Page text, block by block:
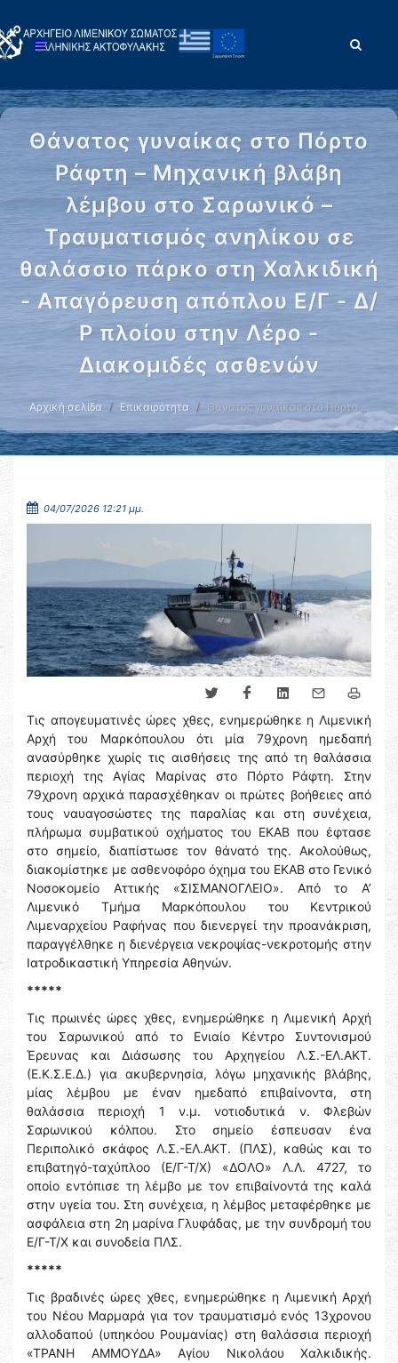
Θάνατος γυναίκας στο Πόρτο
Ράφτη – Μηχανική βλάβη
λέμβου στο Σαρωνικό –
Τραυματισμός ανηλίκου σε
θαλάσσιο πάρκο στη Χαλκιδική
- Απαγόρευση απόπλου Ε/Γ - Δ/
Ρ πλοίου στην Λέρο -
Διακομιδές ασθενών
Αρχική σελίδα Επικαιρότητα Θάνατος γυναίκας στο Πόρτο …
04/07/2026 12:21 μμ.
Τις απογευματινές ώρες χθες, ενημερώθηκε η Λιμενική
Αρχή του Μαρκόπουλου ότι μία 79χρονη ημεδαπή
ανασύρθηκε χωρίς τις αισθήσεις της από τη θαλάσσια
περιοχή της Αγίας Μαρίνας στο Πόρτο Ράφτη. Στην
79χρονη αρχικά παρασχέθηκαν οι πρώτες βοήθειες από
τους ναυαγοσώστες της παραλίας και στη συνέχεια,
πλήρωμα συμβατικού οχήματος του ΕΚΑΒ που έφτασε
στο σημείο, διαπίστωσε τον θάνατό της. Ακολούθως,
διακομίστηκε με ασθενοφόρο όχημα του ΕΚΑΒ στο Γενικό
Νοσοκομείο Αττικής «ΣΙΣΜΑΝΟΓΛΕΙΟ». Από το Α’
Λιμενικό Τμήμα Μαρκόπουλου του Κεντρικού
Λιμεναρχείου Ραφήνας που διενεργεί την προανάκριση,
παραγγέλθηκε η διενέργεια νεκροψίας-νεκροτομής στην
Ιατροδικαστική Υπηρεσία Αθηνών.
*****
Τις πρωινές ώρες χθες, ενημερώθηκε η Λιμενική Αρχή
του Σαρωνικού από το Ενιαίο Κέντρο Συντονισμού
Έρευνας και Διάσωσης του Αρχηγείου Λ.Σ.-ΕΛ.ΑΚΤ.
(Ε.Κ.Σ.Ε.Δ.) για ακυβερνησία, λόγω μηχανικής βλάβης,
μίας λέμβου με έναν ημεδαπό επιβαίνοντα, στη
θαλάσσια περιοχή 1 ν.μ. νοτιοδυτικά ν. Φλεβών
Σαρωνικού κόλπου. Στο σημείο έσπευσαν ένα
Περιπολικό σκάφος Λ.Σ.-ΕΛ.ΑΚΤ. (ΠΛΣ), καθώς και το
επιβατηγό-ταχύπλοο (Ε/Γ-Τ/Χ) «ΔΟΛΟ» Λ.Λ. 4727, το
οποίο εντόπισε τη λέμβο με τον επιβαίνοντά της καλά
στην υγεία του. Στη συνέχεια, η λέμβος μεταφέρθηκε με
ασφάλεια στη 2η μαρίνα Γλυφάδας, με την συνδρομή του
Ε/Γ-Τ/Χ και συνοδεία ΠΛΣ.
*****
Τις βραδινές ώρες χθες, ενημερώθηκε η Λιμενική Αρχή
του Νέου Μαρμαρά για τον τραυματισμό ενός 13χρονου
αλλοδαπού (υπηκόου Ρουμανίας) στη θαλάσσια περιοχή
«ΤΡΑΝΗ ΑΜΜΟΥΔΑ» Αγίου Νικολάου Χαλκιδικής.